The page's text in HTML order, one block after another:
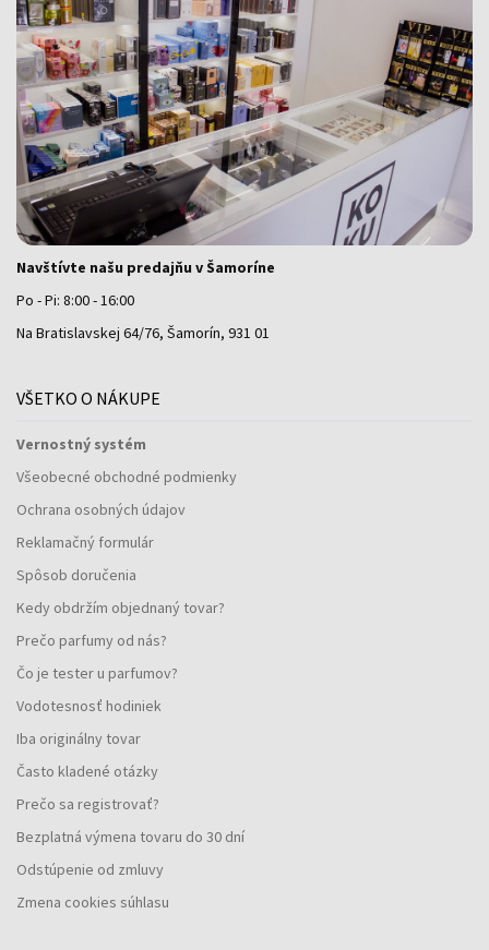
Navštívte našu predajňu v Šamoríne
Po - Pi: 8:00 - 16:00
Na Bratislavskej 64/76, Šamorín, 931 01
VŠETKO O NÁKUPE
Vernostný systém
Všeobecné obchodné podmienky
Ochrana osobných údajov
Reklamačný formulár
Spôsob doručenia
Kedy obdržím objednaný tovar?
Prečo parfumy od nás?
Čo je tester u parfumov?
Vodotesnosť hodiniek
Iba originálny tovar
Často kladené otázky
Prečo sa registrovať?
Bezplatná výmena tovaru do 30 dní
Odstúpenie od zmluvy
Zmena cookies súhlasu